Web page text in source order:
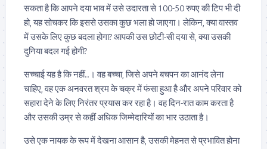
सकता है कि आपने दया भाव में उसे उदारता से 100-50 रुपए की टिप भी दी
हो, यह सोचकर कि इससे उसका कुछ भला हो जाएगा। लेकिन, क्या वास्तव
में उसके लिए कुछ बदला होगा? आपकी उस छोटी-सी दया से, क्या उसकी
दुनिया बदल गई होगी?
सच्चाई यह है कि नहीं..। वह बच्चा, जिसे अपने बचपन का आनंद लेना
चाहिए, वह एक अनवरत श्रम के चक्र में फंसा हुआ है और अपने परिवार को
सहारा देने के लिए निरंतर प्रयास कर रहा है। वह दिन-रात काम करता है
और उसकी उम्र से कहीं अधिक जिम्मेदारियों का भार उठाता है।
उसे एक नायक के रूप में देखना आसान है, उसकी मेहनत से प्रभावित होना